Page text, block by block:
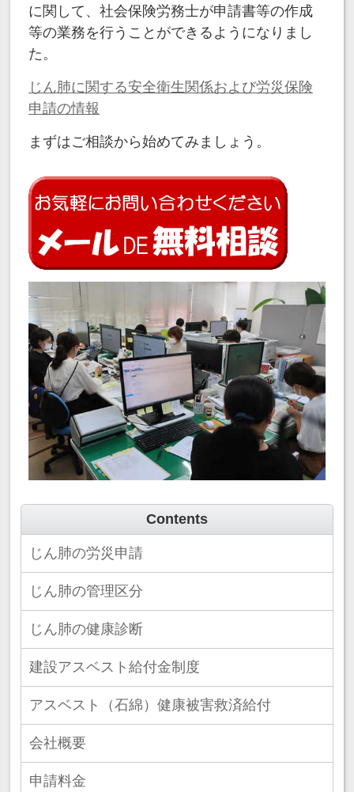
に関して、社会保険労務士が申請書等の作成
等の業務を行うことができるようになりまし
た。
じん肺に関する安全衛生関係および労災保険
申請の情報
まずはご相談から始めてみましょう。
Contents
じん肺の労災申請
じん肺の管理区分
じん肺の健康診断
建設アスベスト給付金制度
アスベスト（石綿）健康被害救済給付
会社概要
申請料金